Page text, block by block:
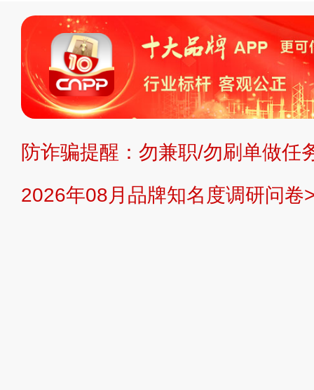
标、LOGO 等）知识产权归本站所
复制、转载、商用。本站不生产产
不代理、不招商、不提供中介服务。
持投资购买的观点或意见，页面信息
提交说明： 快速提交发布>> 提交品
防诈骗提醒：勿兼职/勿刷单做任
2026年08月品牌知名度调研问卷